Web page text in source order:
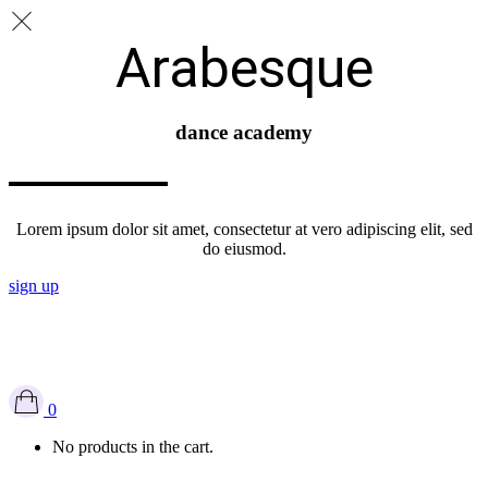
Arabesque
dance academy
Lorem ipsum dolor sit amet, consectetur at vero adipiscing elit, sed
do eiusmod.
sign up
0
No products in the cart.